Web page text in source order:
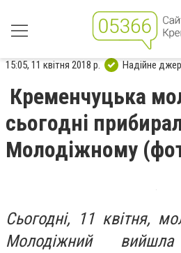
15:05, 11 квітня 2018 р. Надійне
Кременчуцька
сьогодні
Молодіжному
Сьогодні, 11 квітня,
Молодіжний